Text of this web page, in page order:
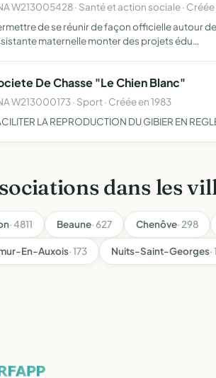
W213005428 · Santé et action sociale ·
de se réunir de façon officielle autour
maternelle monter des projets édu…
De Chasse "Le Chien Blanc"
W213000173 · Sport · Créée en 1983
LA REPRODUCTION DU GIBIER EN
dans les
· 4811 Beaune· 627 Chenôve· 298
En-Auxois· 173 Nuits-Saint-Georges